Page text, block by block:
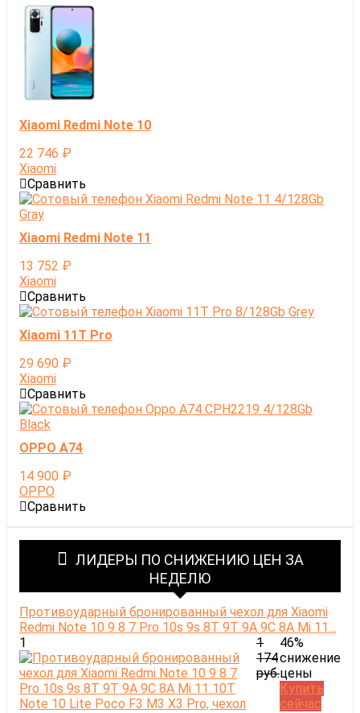
Xiaomi Redmi Note 10
22 746 ₽
Xiaomi
Сравнить
Xiaomi Redmi Note 11
13 752 ₽
Xiaomi
Сравнить
Xiaomi 11T Pro
29 690 ₽
Xiaomi
Сравнить
OPPO A74
14 900 ₽
OPPO
Сравнить
ЛИДЕРЫ ПО СНИЖЕНИЮ ЦЕН ЗА
НЕДЕЛЮ
Противоударный бронированный чехол для Xiaomi
Redmi Note 10 9 8 7 Pro 10s 9s 8T 9T 9A 9C 8A Mi 11...
1
1
174
руб.
46%
снижение
цены
Купить
сейчас